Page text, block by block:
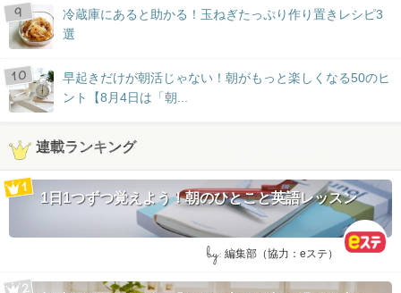
冷蔵庫にあると助かる！玉ねぎたっぷり作り置きレシピ3
選
早起きだけが朝活じゃない！朝がもっと楽しくなる50のヒ
ント【8月4日は「朝...
連載ランキング
1日1つずつ覚えよう！朝のひとこと英語レッスン
by: 編集部（協力：eステ）